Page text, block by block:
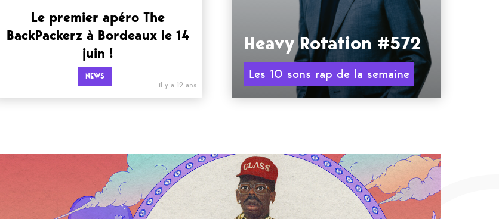
Le premier apéro The
BackPackerz à Bordeaux le 14
juin !
NEWS
il y a 12 ans
Heavy Rotation #572
Les 10 sons rap de la semaine